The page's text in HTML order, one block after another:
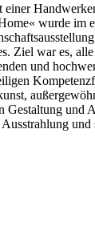
wurde im
Ziel war es,
und
und